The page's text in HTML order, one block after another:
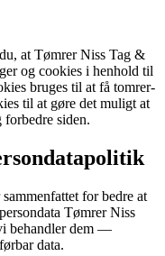
at Tømrer Niss Tag &
og cookies i henhold til
bruges til at få tomrer-
til at gøre det muligt at
forbedre siden.
for bedre at
Tømrer Niss
behandler dem —
data.